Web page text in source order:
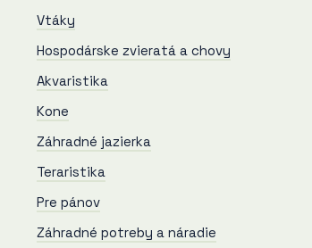
Vtáky
Hospodárske zvieratá a chovy
Akvaristika
Kone
Záhradné jazierka
Teraristika
Pre pánov
Záhradné potreby a náradie